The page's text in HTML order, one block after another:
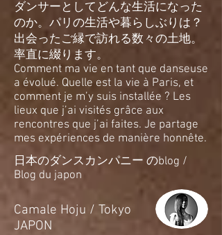
ダンサーとしてどんな生活になった
のか。パリの生活や暮らしぶりは？
出会ったご縁で訪れる数々の土地。
率直に綴ります。
Comment ma vie en tant que danseuse
a évolué. Quelle est la vie à Paris, et
comment je m’y suis installée ? Les
lieux que j’ai visités grâce aux
rencontres que j’ai faites. Je partage
mes expériences de manière honnête.
日本のダンスカンパニー のblog /
Blog du japon
​Camale Hoju / Tokyo
JAPON